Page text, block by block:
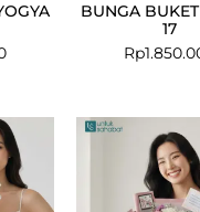
BUNGA
17
Rp